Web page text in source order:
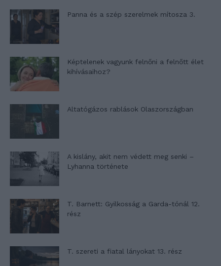
Panna és a szép szerelmek mítosza 3.
Képtelenek vagyunk felnőni a felnőtt élet
kihívásaihoz?
Altatógázos rablások Olaszországban
A kislány, akit nem védett meg senki –
Lyhanna története
T. Barnett: Gyilkosság a Garda-tónál 12.
rész
T. szereti a fiatal lányokat 13. rész